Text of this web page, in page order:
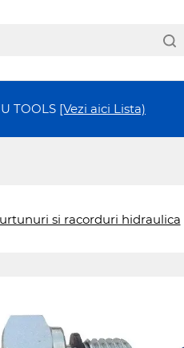
TOOLS [Vezi aici Lista)
si racorduri hidraulica